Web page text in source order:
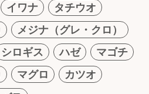
イワナ
タチウオ
メジナ（グレ・クロ）
シロギス ハゼ
マゴチ
マグロ
カツオ